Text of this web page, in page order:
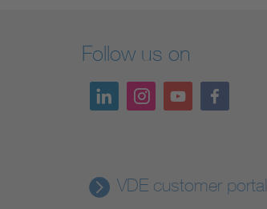
Follow us on
VDE customer portal